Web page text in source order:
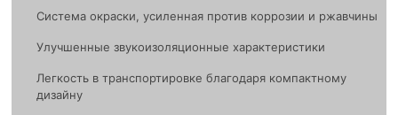
Система окраски, усиленная против коррозии и ржавчины
Улучшенные звукоизоляционные характеристики
Легкость в транспортировке благодаря компактному
дизайну